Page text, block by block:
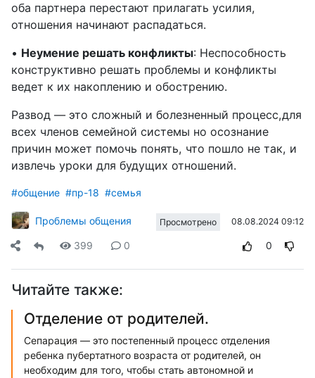
оба партнера перестают прилагать усилия,
отношения начинают распадаться.
• Неумение решать конфликты: Неспособность
конструктивно решать проблемы и конфликты
ведет к их накоплению и обострению.
Развод — это сложный и болезненный процесс,для
всех членов семейной системы но осознание
причин может помочь понять, что пошло не так, и
извлечь уроки для будущих отношений.
#общение #пр-18 #семья
Проблемы общения Просмотрено 08.08.2024 09:12
399 0 0
Читайте также:
Отделение от родителей.
Сепарация — это постепенный процесс отделения
ребенка пубертатного возраста от родителей, он
необходим для того, чтобы стать автономной и